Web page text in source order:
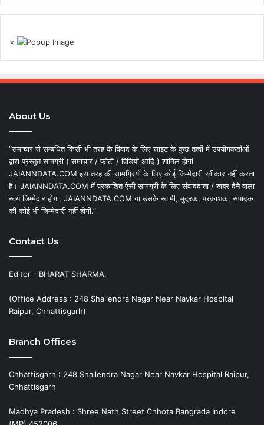
×
About Us
“समाचार से सम्बंधित किसी भी तरह के विवाद के लिए साइट के कुछ तत्वों में उपयोगकर्ताओं
द्वारा प्रस्तुत सामग्री ( समाचार / फोटो / विडियो आदि ) शामिल होगी
JAIANNDATA.COM इस तरह की सामग्रियों के लिए कोई जिम्मेदारी स्वीकार नहीं करता
है। JAIANNDATA.COM में प्रकाशित ऐसी सामग्री के लिए संवाददाता / खबर देने वाला
स्वयं जिम्मेदार होगा, JAIANNDATA.COM या उसके स्वामी, मुद्रक, प्रकाशक, संपादक
की कोई भी जिम्मेदारी नहीं होगी.”
Contact Us
Editor - BHARAT SHARMA,
(Office Address : 248 Shailendra Nagar Near Navkar Hospital
Raipur, Chhattisgarh)
Branch Offices
Chhattisgarh : 248 Shailendra Nagar Near Navkar Hospital Raipur,
Chhattisgarh
Madhya Pradesh : Shree Nath Street Chhota Bangrada Indore